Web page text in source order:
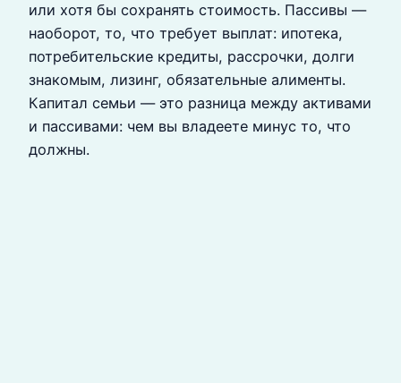
или хотя бы сохранять стоимость. Пассивы —
наоборот, то, что требует выплат: ипотека,
потребительские кредиты, рассрочки, долги
знакомым, лизинг, обязательные алименты.
Капитал семьи — это разница между активами
и пассивами: чем вы владеете минус то, что
должны.